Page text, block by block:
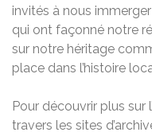
invités à nous
qui ont façonné notre
sur notre héritage
place dans l’histoire
Pour découvrir plus sur
travers les sites